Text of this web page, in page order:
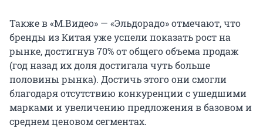
Также в «М.Видео» — «Эльдорадо» отмечают, что
бренды из Китая уже успели показать рост на
рынке, достигнув 70% от общего объема продаж
(год назад их доля достигала чуть больше
половины рынка). Достичь этого они смогли
благодаря отсутствию конкуренции с ушедшими
марками и увеличению предложения в базовом и
среднем ценовом сегментах.